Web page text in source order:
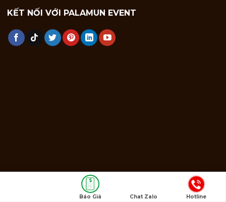
Hotline
Chat Zalo
Báo Giá
KẾT NỐI VỚI PALAMUN EVENT